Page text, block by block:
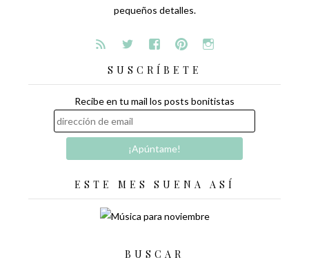
pequeños detalles.
SUSCRÍBETE
Recibe en tu mail los posts bonitistas
ESTE MES SUENA ASÍ
BUSCAR